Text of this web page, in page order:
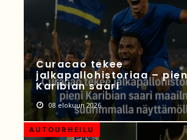
Curacao tekee
jalkapallohistoriaa –
Karibian saari
08 elokuun 2026
AUTOURHEILU